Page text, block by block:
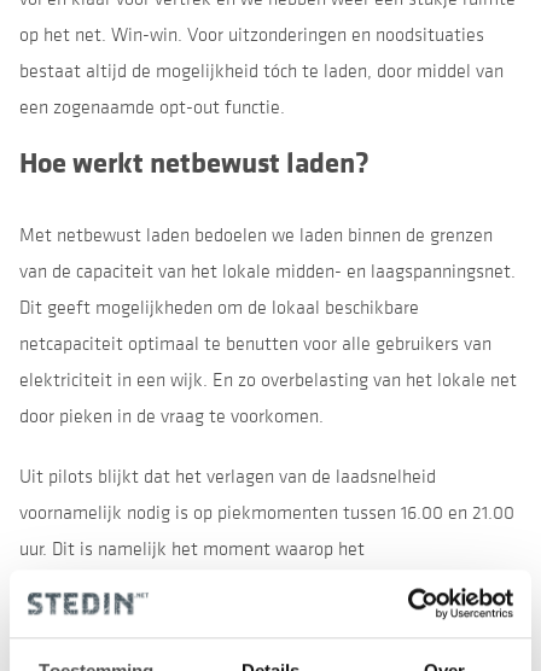
op het net. Win-win. Voor uitzonderingen en noodsituaties
bestaat altijd de mogelijkheid tóch te laden, door middel van
een zogenaamde opt-out functie.
Hoe werkt netbewust laden?
Met netbewust laden bedoelen we laden binnen de grenzen
van de capaciteit van het lokale midden- en laagspanningsnet.
Dit geeft mogelijkheden om de lokaal beschikbare
netcapaciteit optimaal te benutten voor alle gebruikers van
elektriciteit in een wijk. En zo overbelasting van het lokale net
door pieken in de vraag te voorkomen.
Uit pilots blijkt dat het verlagen van de laadsnelheid
voornamelijk nodig is op piekmomenten tussen 16.00 en 21.00
uur. Dit is namelijk het moment waarop het
elektriciteitsverbruik van huishoudens in een wijk hoog is en
veel auto’s zijn aangesloten op laadpalen. Op momenten dat
er wel voldoende netcapaciteit beschikbaar is, wat zo’n 80